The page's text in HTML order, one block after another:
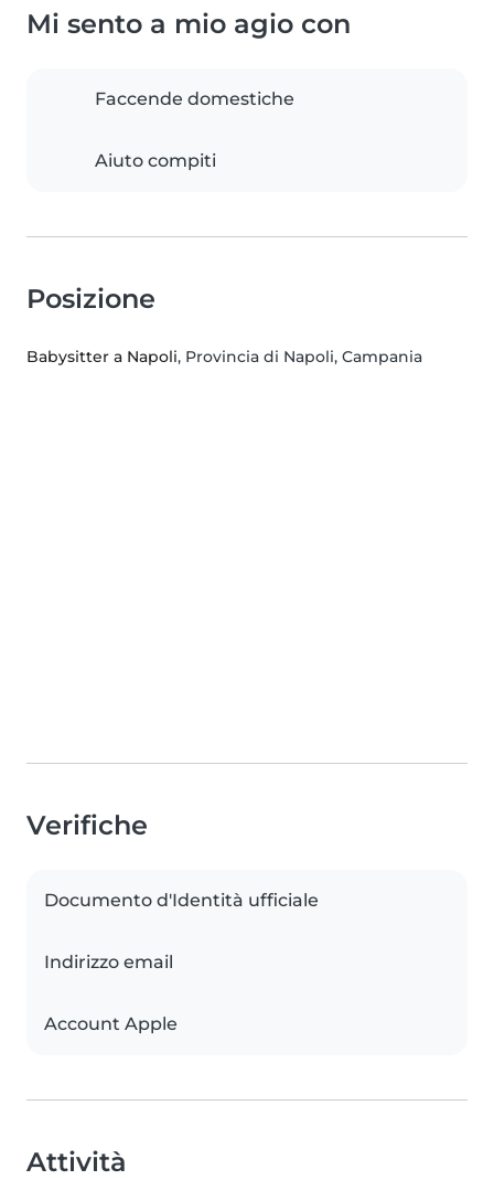
Mi sento a mio agio con
Faccende domestiche
Aiuto compiti
Posizione
Babysitter a Napoli, Provincia di Napoli, Campania
Verifiche
Documento d'Identità ufficiale
Indirizzo email
Account Apple
Attività